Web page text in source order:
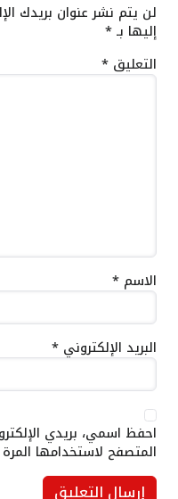
لن يتم نشر عنوان بريدك
إليها بـ*
التعليق *
الاسم *
البريد الإلكتروني *
احفظ اسمي، بريدي
المتصفح لاستخدامها